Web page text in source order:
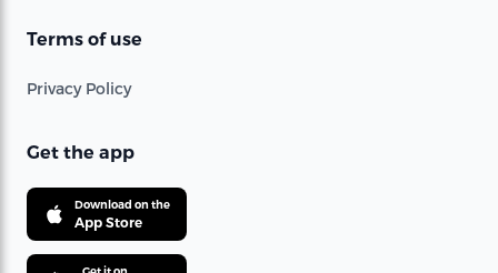
Terms of use
Privacy Policy
Get the app
Download on the
App Store